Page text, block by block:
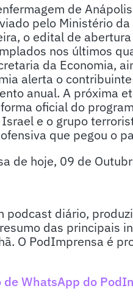
de
pelo Ministério
o edital de
nos últimos
da Economia,
alerta o
anual. A próxima
oficial do
e o grupo
que pegou o
de hoje, 09 de
podcast diário,
das principais
O PodImprensa é
de WhatsApp do